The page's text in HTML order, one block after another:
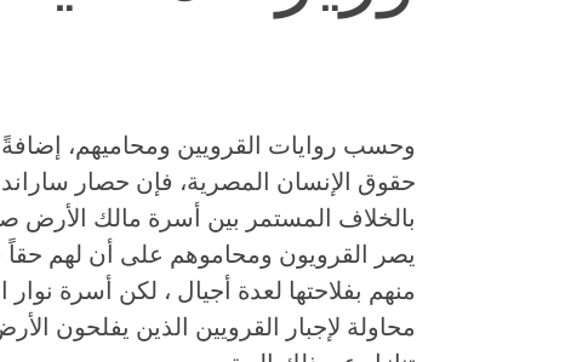
وحسب روايات القرويين ومحاميهم،
حقوق الإنسان المصرية، فإن حصار
بالخلاف المستمر بين أسرة مالك الأرض
يصر القرويون ومحاموهم على أن لهم حقاً
منهم بفلاحتها لعدة أجيال ، لكن أسرة
محاولة لإجبار القرويين الذين يفلحون